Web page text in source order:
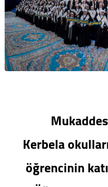
Kerbela
öğrencinin